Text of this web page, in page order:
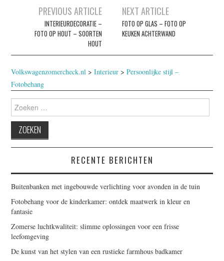
Berichtnavigatie
PREVIOUS ARTICLE
INTERIEURDECORATIE –
FOTO OP HOUT – SOORTEN
HOUT
NEXT ARTICLE
FOTO OP GLAS – FOTO OP
KEUKEN ACHTERWAND
Volkswagenzomercheck.nl >Interieur >Persoonlijke stijl –
Fotobehang
Zoeken
naar:
RECENTE BERICHTEN
Buitenbanken met ingebouwde verlichting voor avonden in de tuin
Fotobehang voor de kinderkamer: ontdek maatwerk in kleur en
fantasie
Zomerse luchtkwaliteit: slimme oplossingen voor een frisse
leefomgeving
De kunst van het stylen van een rustieke farmhous badkamer